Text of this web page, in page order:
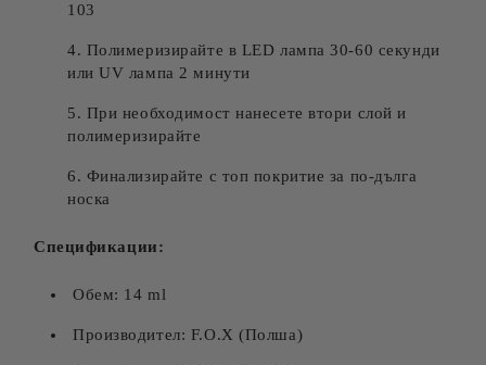
103
Полимеризирайте в LED лампа 30-60 секунди
или UV лампа 2 минути
При необходимост нанесете втори слой и
полимеризирайте
Финализирайте с топ покритие за по-дълга
носка
Спецификации:
Обем: 14 ml
Производител: F.O.X (Полша)